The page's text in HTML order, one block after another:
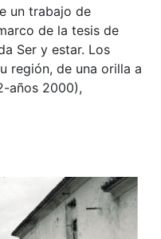
un trabajo de
de la tesis de
Ser y estar. Los
región, de una orilla a
años 2000),